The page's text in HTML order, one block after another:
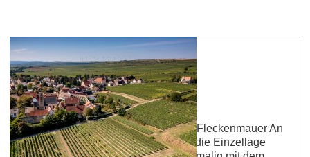
Dalsheimer Bürgel
Burgunderweine und -sekte an der Fleckenmauer An
der berühmten Fleckenmauer liegt die Einzellage